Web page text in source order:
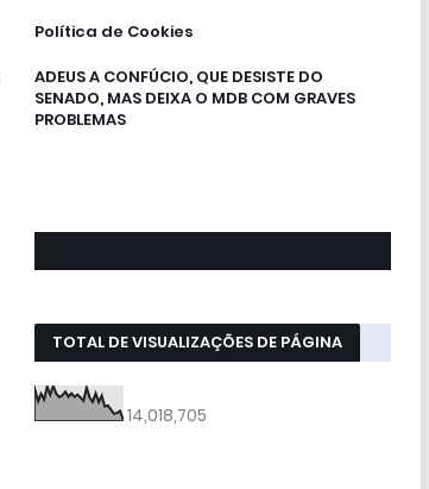
Política de Cookies
ADEUS A CONFÚCIO, QUE DESISTE DO
SENADO, MAS DEIXA O MDB COM GRAVES
PROBLEMAS
TOTAL DE VISUALIZAÇÕES DE PÁGINA
14,018,705